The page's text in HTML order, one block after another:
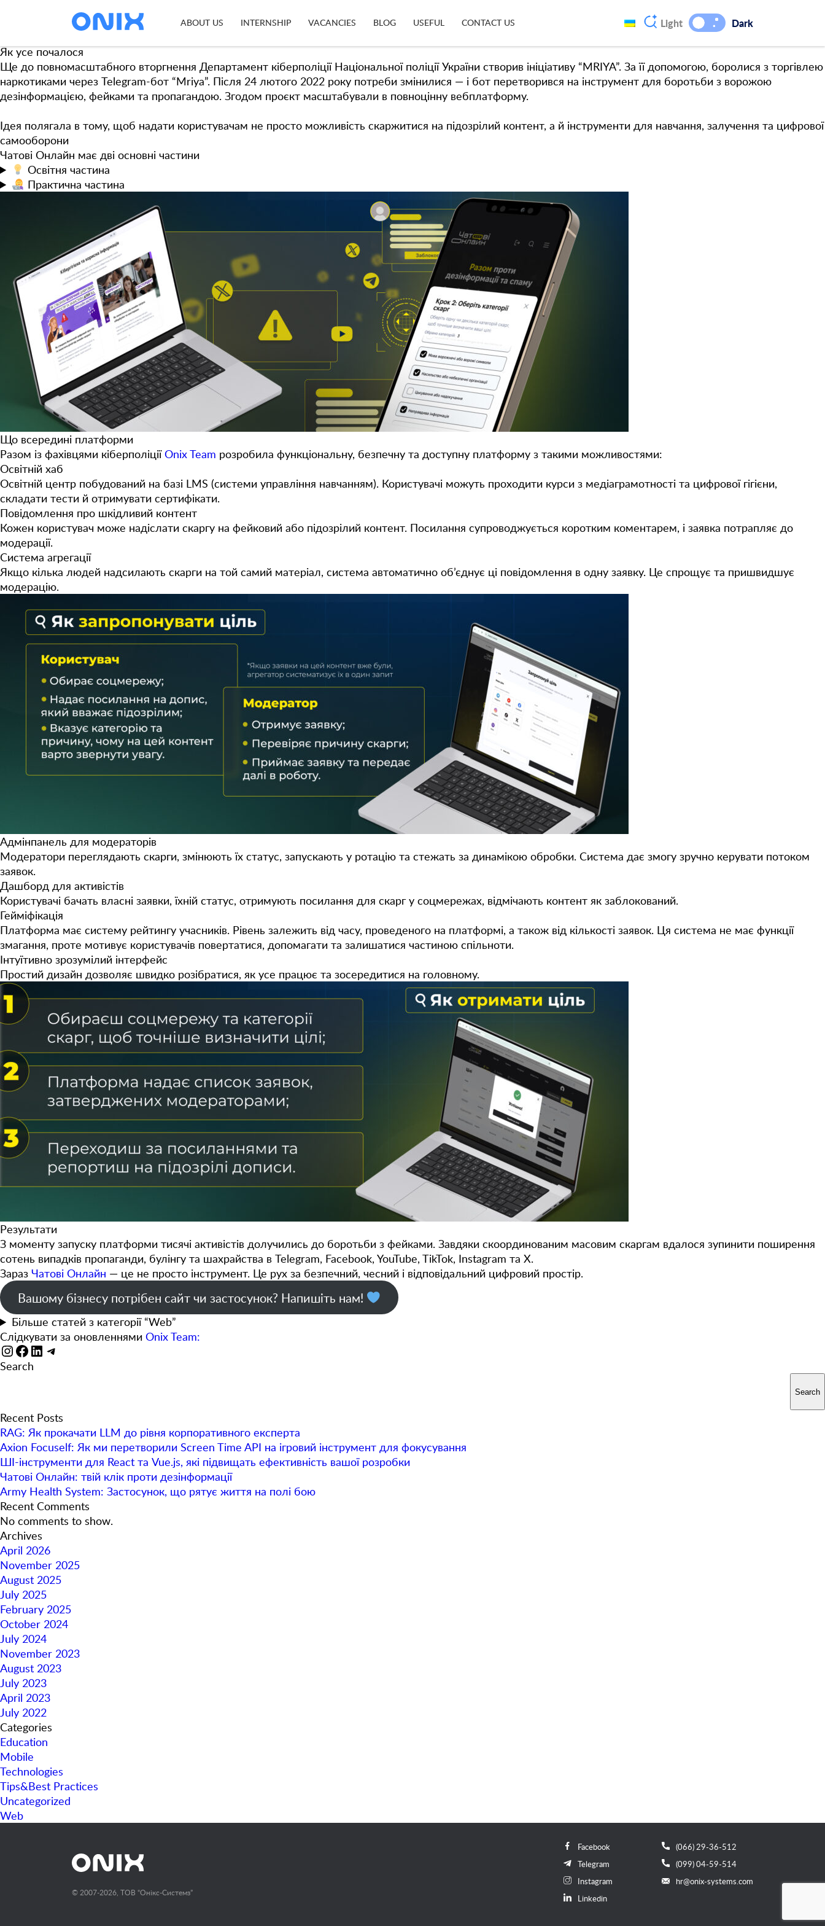
ABOUT US INTERNSHIP VACANCIES BLOG USEFUL CONTACT US Light Dark
Чатові Онлайн— платформа, яка допомагає боротися з фейками, кібербулінгом і шкідливим контентом у соцмережах. Це частина цифрової екосистеми
Як усе почалося
Ще до повномасштабного вторгнення Департамент кіберполіції Національної поліції України створив ініціативу “MRIYA”. За її допомогою, боролися з торгівлею
наркотиками через Telegram-бот “Mriya”. Після 24 лютого 2022 року потреби змінилися — і бот перетворився на інструмент для боротьби з ворожою
дезінформацією, фейками та пропагандою. Згодом проєкт масштабували в повноцінну вебплатформу.
Ідея полягала в тому, щоб надати користувачам не просто можливість скаржитися на підозрілий контент, а й інструменти для навчання, залучення та цифрової
самооборони
Чатові Онлайн має дві основні частини
Освітня частина
Практична частина
Що всередині платформи
Разом із фахівцями кіберполіціїOnix Team розробила функціональну, безпечну та доступну платформу з такими можливостями:
Освітній хаб
Освітній центр побудований на базі LMS (системи управління навчанням). Користувачі можуть проходити курси з медіаграмотності та цифрової гігієни,
складати тести й отримувати сертифікати.
Повідомлення про шкідливий контент
Кожен користувач може надіслати скаргу на фейковий або підозрілий контент. Посилання супроводжується коротким коментарем, і заявка потрапляє до
модерації.
Система агрегації
Якщо кілька людей надсилають скарги на той самий матеріал, система автоматично об’єднує ці повідомлення в одну заявку. Це спрощує та пришвидшує
модерацію.
Адмінпанель для модераторів
Модератори переглядають скарги, змінюють їх статус, запускають у ротацію та стежать за динамікою обробки. Система дає змогу зручно керувати потоком
заявок.
Дашборд для активістів
Користувачі бачать власні заявки, їхній статус, отримують посилання для скарг у соцмережах, відмічають контент як заблокований.
Гейміфікація
Платформа має систему рейтингу учасників. Рівень залежить від часу, проведеного на платформі, а також від кількості заявок. Ця система не має функції
змагання, проте мотивує користувачів повертатися, допомагати та залишатися частиною спільноти.
Інтуїтивно зрозумілий інтерфейс
Простий дизайн дозволяє швидко розібратися, як усе працює та зосередитися на головному.
Результати
З моменту запуску платформи тисячі активістів долучились до боротьби з фейками. Завдяки скоординованим масовим скаргам вдалося зупинити поширення
сотень випадків пропаганди, булінгу та шахрайства в Telegram, Facebook, YouTube, TikTok, Instagram та X.
Зараз Чатові Онлайн — це не просто інструмент. Це рух за безпечний, чесний і відповідальний цифровий простір.
Вашому бізнесу потрібен сайт чи застосунок? Напишіть нам!
Більше статей з категорії “Web”
Слідкувати за оновленнями Onix Team:
Instagram
Facebook
LinkedIn
Telegram
Search
Search
Recent Posts
RAG: Як прокачати LLM до рівня корпоративного експерта
Axion Focuself: Як ми перетворили Screen Time API на ігровий інструмент для фокусування
ШІ-інструменти для React та Vue.js, які підвищать ефективність вашої розробки
Чатові Онлайн: твій клік проти дезінформації
Army Health System: Застосунок, що рятує життя на полі бою
Recent Comments
No comments to show.
Archives
April 2026
November 2025
August 2025
July 2025
February 2025
October 2024
July 2024
November 2023
August 2023
July 2023
April 2023
July 2022
Categories
Education
Mobile
Technologies
Tips&Best Practices
Uncategorized
Web
© 2007-2026, ТОВ “Онiкс-Системз”
Facebook
Telegram
Instagram
Linkedin
(066) 29-36-512
(099) 04-59-514
hr@onix-systems.com